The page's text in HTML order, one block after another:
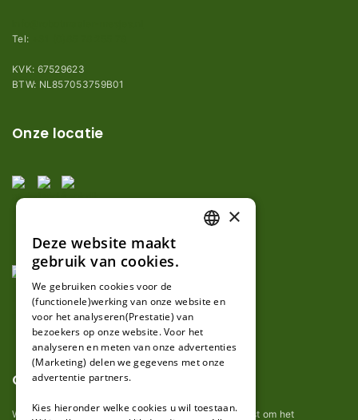
Tel:
KVK: 67529623
BTW: NL857053759B01
Onze locatie
Over ons
Wij van robotmaaier-mesjes.nl doen ons uiterste best om het
GERMAN
×
Deze website maakt
gebruik van cookies.
We gebruiken cookies voor de
(functionele)werking van onze website en
voor het analyseren(Prestatie) van
bezoekers op onze website. Voor het
analyseren en meten van onze advertenties
(Marketing) delen we gegevens met onze
advertentie partners.
Kies hieronder welke cookies u wil toestaan.